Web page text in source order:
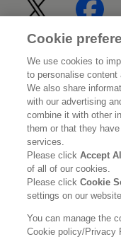
Home
サステナビリティ
ブランド
ニュースルーム
利用規約 花王のアクセシ
Cookie
We use cookies to
to personalise
We also share
with our advertising
combine it with other
them or that they
services.
Please clickAccept
of all of our cookies.
Please clickCookie
settings on our
You can manage the
Cookie policy/Privacy